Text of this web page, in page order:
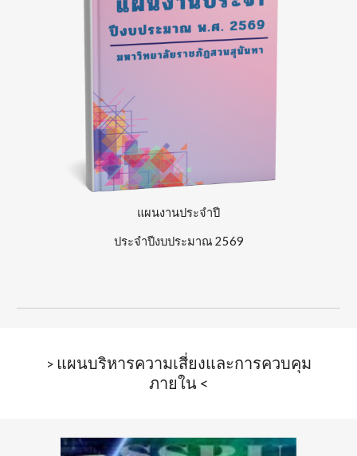
แผนงานประจำปี
ประจำปีงบประมาณ 2569
> แผนบริหารความเสี่ยงและการควบคุม
ภายใน<